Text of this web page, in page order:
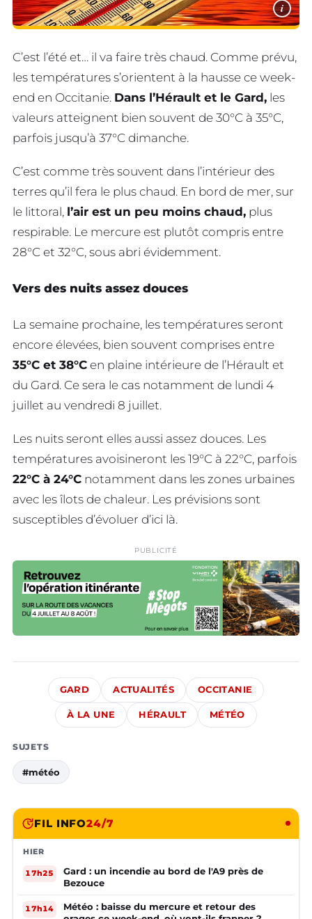
i
C’est l’été et… il va faire très chaud. Comme prévu,
les températures s’orientent à la hausse ce week-
end en Occitanie. Dans l’Hérault et le Gard, les
valeurs atteignent bien souvent de 30°C à 35°C,
parfois jusqu’à 37°C dimanche.
C’est comme très souvent dans l’intérieur des
terres qu’il fera le plus chaud. En bord de mer, sur
le littoral, l’air est un peu moins chaud, plus
respirable. Le mercure est plutôt compris entre
28°C et 32°C, sous abri évidemment.
Vers des nuits assez douces
La semaine prochaine, les températures seront
encore élevées, bien souvent comprises entre
35°C et 38°C en plaine intérieure de l’Hérault et
du Gard. Ce sera le cas notamment de lundi 4
juillet au vendredi 8 juillet.
Les nuits seront elles aussi assez douces. Les
températures avoisineront les 19°C à 22°C, parfois
22°C à 24°C notamment dans les zones urbaines
avec les îlots de chaleur. Les prévisions sont
susceptibles d’évoluer d’ici là.
PUBLICITÉ
GARD ACTUALITÉS OCCITANIE
À LA UNE HÉRAULT MÉTÉO
SUJETS
#météo
FIL INFO24/7
HIER
17h25
Gard : un incendie au bord de l'A9 près de
Bezouce
17h14
Météo : baisse du mercure et retour des